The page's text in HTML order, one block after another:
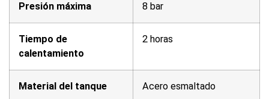
Presión máxima 8 bar
Tiempo de
calentamiento
2 horas
Material del tanque Acero esmaltado